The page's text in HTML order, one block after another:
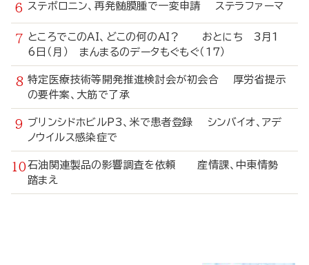
ステボロニン、再発髄膜腫で一変申請 ステラファーマ
ところでこのAI、どこの何のAI？ おとにち 3月1
6日（月） まんまるのデータもぐもぐ（17）
特定医療技術等開発推進検討会が初会合 厚労省提示
の要件案、大筋で了承
ブリンシドホビルP3、米で患者登録 シンバイオ、アデ
ノウイルス感染症で
石油関連製品の影響調査を依頼 産情課、中東情勢
踏まえ